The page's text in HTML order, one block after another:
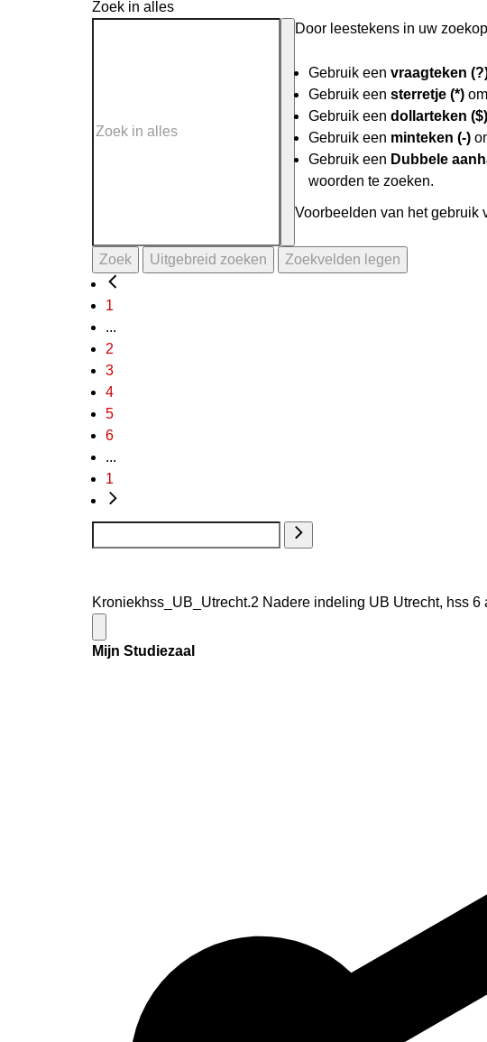
Zoek in alles
Door leestekens in uw
Gebruik een vraagteken
Gebruik een sterretje (*)
Gebruik een dollarteken ($)
Gebruik een minteken (-)
Gebruik een Dubbele
woorden te zoeken.
Voorbeelden van het gebruik
Zoek Uitgebreid zoeken Zoekvelden legen
1
...
2
3
4
5
6
...
1
Kroniekhss_UB_Utrecht.2 Nadere indeling UB Utrecht, hss 6
Mijn Studiezaal